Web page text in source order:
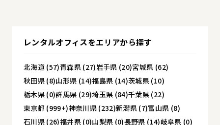
レンタルオフィスをエリアから探す
北海道 (57)青森県 (27)岩手県 (20)宮城県 (62)
秋田県 (8)山形県 (14)福島県 (14)茨城県 (10)
栃木県 (0)群馬県 (29)埼玉県 (84)千葉県 (22)
東京都 (999+)神奈川県 (232)新潟県 (7)富山県 (8)
石川県 (26)福井県 (0)山梨県 (0)長野県 (14)岐阜県 (0)